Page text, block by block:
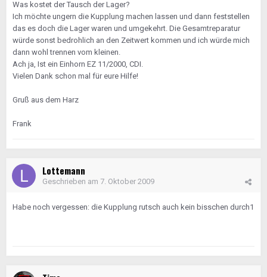
Was kostet der Tausch der Lager?
Ich möchte ungern die Kupplung machen lassen und dann feststellen
das es doch die Lager waren und umgekehrt. Die Gesamtreparatur
würde sonst bedrohlich an den Zeitwert kommen und ich würde mich
dann wohl trennen vom kleinen.
Ach ja, Ist ein Einhorn EZ 11/2000, CDI.
Vielen Dank schon mal für eure Hilfe!
Gruß aus dem Harz
Frank
Lottemann
Geschrieben am 7. Oktober 2009
Habe noch vergessen: die Kupplung rutsch auch kein bisschen durch1